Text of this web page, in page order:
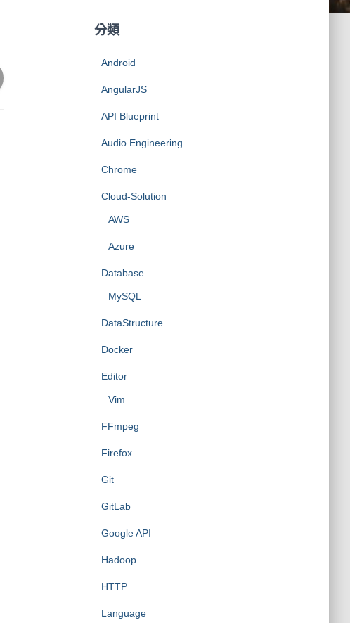
分類
Android
AngularJS
API Blueprint
Audio Engineering
Chrome
Cloud-Solution
AWS
Azure
Database
MySQL
DataStructure
Docker
Editor
Vim
FFmpeg
Firefox
Git
GitLab
Google API
Hadoop
HTTP
Language